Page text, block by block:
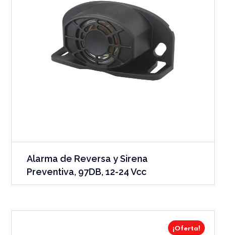
Alarma de Reversa y Sirena
Preventiva, 97DB, 12-24 Vcc
¡Oferta!